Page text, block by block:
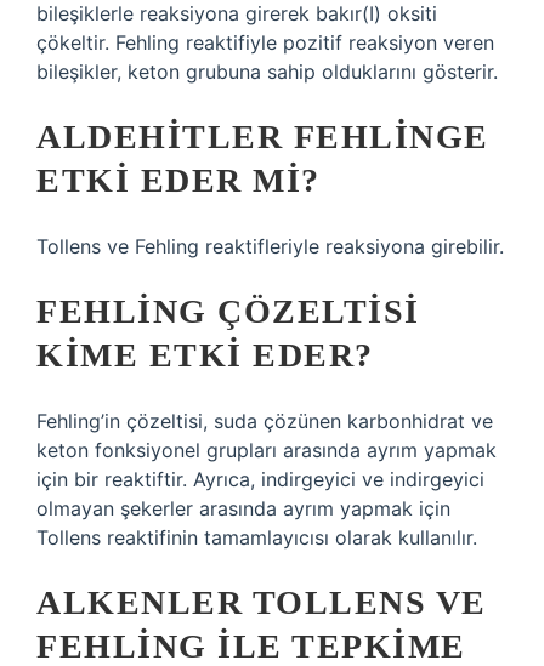
bileşiklerle reaksiyona girerek bakır(I) oksiti
çökeltir. Fehling reaktifiyle pozitif reaksiyon veren
bileşikler, keton grubuna sahip olduklarını gösterir.
ALDEHITLER FEHLINGE
ETKI EDER MI?
Tollens ve Fehling reaktifleriyle reaksiyona girebilir.
FEHLING ÇÖZELTISI
KIME ETKI EDER?
Fehling’in çözeltisi, suda çözünen karbonhidrat ve
keton fonksiyonel grupları arasında ayrım yapmak
için bir reaktiftir. Ayrıca, indirgeyici ve indirgeyici
olmayan şekerler arasında ayrım yapmak için
Tollens reaktifinin tamamlayıcısı olarak kullanılır.
ALKENLER TOLLENS VE
FEHLING ILE TEPKIME